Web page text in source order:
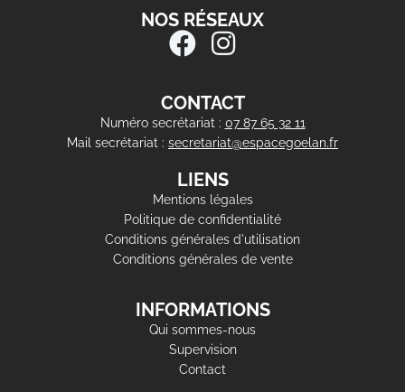
NOS RÉSEAUX
CONTACT
Numéro secrétariat : 07 87 65 32 11
Mail secrétariat : secretariat@espacegoelan.fr
LIENS
Mentions légales
Politique de confidentialité
Conditions générales d'utilisation
Conditions générales de vente
INFORMATIONS
Qui sommes-nous
Supervision
Contact